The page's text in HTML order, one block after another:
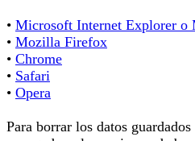
• Microsoft Internet Explorer o
• Mozilla Firefox
• Chrome
• Safari
• Opera
Para borrar los datos